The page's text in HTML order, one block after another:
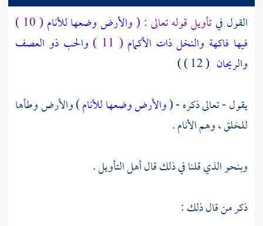
القول فيتأويل قوله تعالى : (والأرض وضعها للأنام ( 10 )
فيها فاكهة والنخل ذات الأكمام ( 11 )
والحب ذو العصف
والريحان ( 12 ) )
يقول - تعالى ذكره - (والأرض وضعها للأنام) والأرض وطأها
للخلق ، وهم الأنام .
وبنحو الذي قلنا في ذلك قال أهل التأويل .
ذكر من قال ذلك :